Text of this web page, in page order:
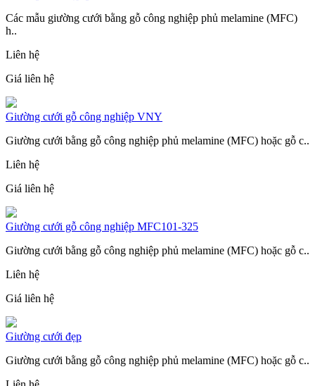
Các mẫu giường cưới bằng gỗ công nghiệp phủ melamine (MFC)
h..
Liên hệ
Giá liên hệ
Giường cưới gỗ công nghiệp VNY
Giường cưới bằng gỗ công nghiệp phủ melamine (MFC) hoặc gỗ c..
Liên hệ
Giá liên hệ
Giường cưới gỗ công nghiệp MFC101-325
Giường cưới bằng gỗ công nghiệp phủ melamine (MFC) hoặc gỗ c..
Liên hệ
Giá liên hệ
Giường cưới đẹp
Giường cưới bằng gỗ công nghiệp phủ melamine (MFC) hoặc gỗ c..